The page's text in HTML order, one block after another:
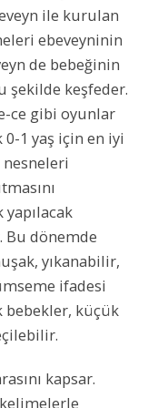
ile kurulan
ebeveyninin
de bebeğinin
şekilde keşfeder.
ce gibi oyunlar
1 yaş için en iyi
nesneleri
Bu dönemde
yıkanabilir,
ifadesi
bebekler, küçük
kapsar.